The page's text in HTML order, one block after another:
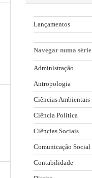
Lançamentos
Navegar numa série
Administração
Antropologia
Ciências Ambientais
Ciência Política
Ciências Sociais
Comunicação Social
Contabilidade